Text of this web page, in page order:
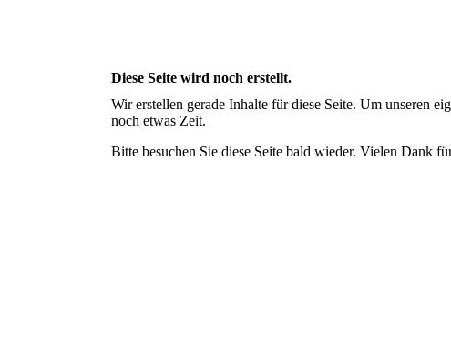
Diese Seite wird noch erstellt.
Wir erstellen gerade Inhalte für diese Seite. Um unseren
noch etwas Zeit.
Bitte besuchen Sie diese Seite bald wieder. Vielen Dank